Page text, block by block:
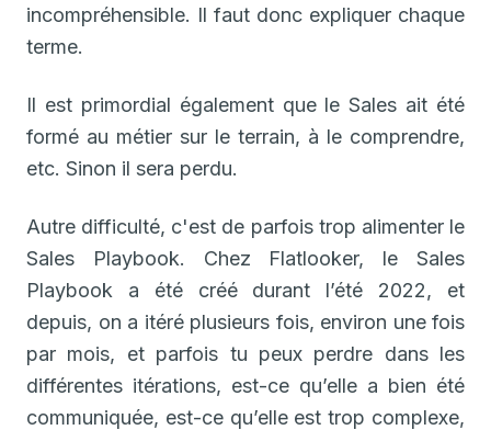
incompréhensible. Il faut donc expliquer chaque
terme.
Il est primordial également que le Sales ait été
formé au métier sur le terrain, à le comprendre,
etc. Sinon il sera perdu.
Autre difficulté, c'est de parfois trop alimenter le
Sales Playbook. Chez Flatlooker, le Sales
Playbook a été créé durant l’été 2022, et
depuis, on a itéré plusieurs fois, environ une fois
par mois, et parfois tu peux perdre dans les
différentes itérations, est-ce qu’elle a bien été
communiquée, est-ce qu’elle est trop complexe,